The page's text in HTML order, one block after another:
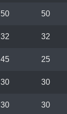
50 50
32 32
45 25
30 30
30 30